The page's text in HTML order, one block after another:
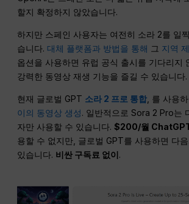
할지 확정하지 않았습니다.
하지만 스페인 사용자는 여전히 소라 2를 일
습니다. 대체 플랫폼과 방법을 통해 그 지역
옵션을 사용하면 유럽 공식 출시를 기다리지
강력한 동영상 재생 기능을 즐길 수 있습니다.
현재 글로벌 GPT 소라 2 프로 통합, 를 사용
이의 동영상 생성. 일반적으로 Sora 2 Pro는
자만 사용할 수 있습니다.$200/월
용할 수 없지만, 글로벌 GPT를 사용하면 다
있습니다. 비싼 구독료 없이 .